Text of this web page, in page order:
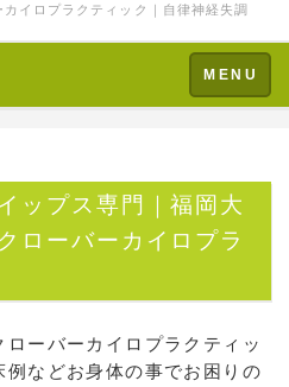
イロプラクティック｜自律神経失調
Toggle
navigation
MENU
ップス専門｜福岡大
ローバーカイロプラ
ーバーカイロプラクティッ
例などお身体の事でお困りの